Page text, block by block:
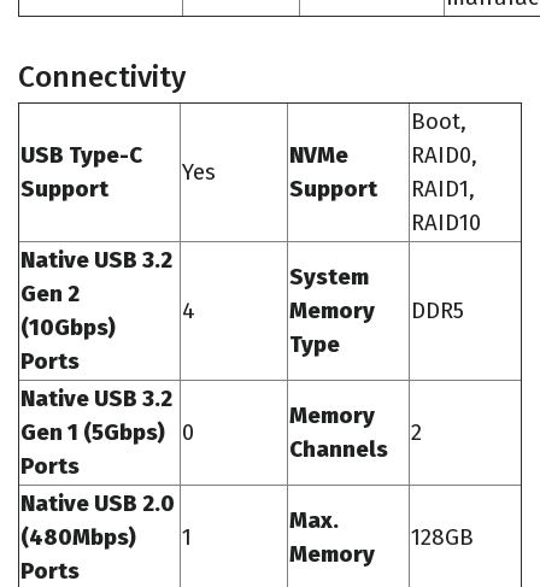
Connectivity
USB Type-C
Support
Yes
NVMe
Support
Boot,
RAID0,
RAID1,
RAID10
Native USB 3.2
Gen 2
(10Gbps)
Ports
4
System
Memory
Type
DDR5
Native USB 3.2
Gen 1 (5Gbps)
Ports
0
Memory
Channels
2
Native USB 2.0
(480Mbps)
Ports
1
Max.
Memory
128GB